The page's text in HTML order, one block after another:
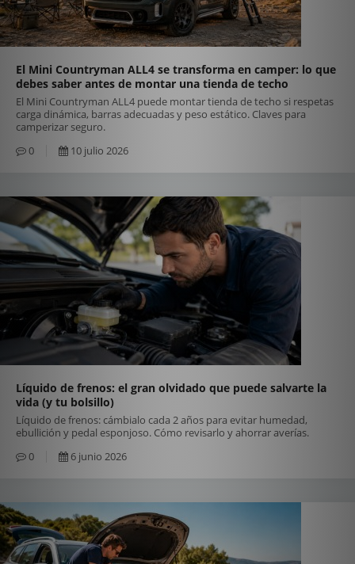
El Mini Countryman ALL4 se transforma en camper: lo que
debes saber antes de montar una tienda de techo
El Mini Countryman ALL4 puede montar tienda de techo si respetas
carga dinámica, barras adecuadas y peso estático. Claves para
camperizar seguro.
0
10 julio 2026
Líquido de frenos: el gran olvidado que puede salvarte la
vida (y tu bolsillo)
Líquido de frenos: cámbialo cada 2 años para evitar humedad,
ebullición y pedal esponjoso. Cómo revisarlo y ahorrar averías.
0
6 junio 2026